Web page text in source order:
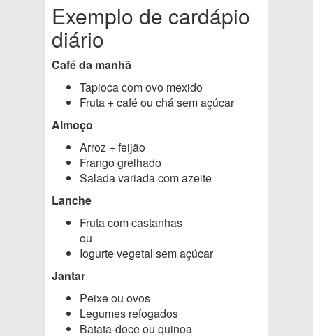
Exemplo de cardápio
diário
Café da manhã
Tapioca com ovo mexido
Fruta + café ou chá sem açúcar
Almoço
Arroz + feijão
Frango grelhado
Salada variada com azeite
Lanche
Fruta com castanhas
ou
Iogurte vegetal sem açúcar
Jantar
Peixe ou ovos
Legumes refogados
Batata-doce ou quinoa